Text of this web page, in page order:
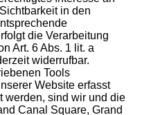
in den
die Verarbeitung
Art. 6 Abs. 1 lit. a
widerrufbar.
Tools
Website erfasst
werden, sind wir und die
Canal Square, Grand